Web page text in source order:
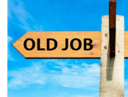
thiếu chuyên nghiệp, mỗi lựa chọn
tới sự nghiệp.